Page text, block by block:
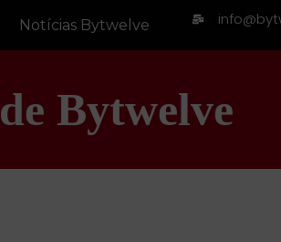
Notícias Bytwelve
Bytwelve